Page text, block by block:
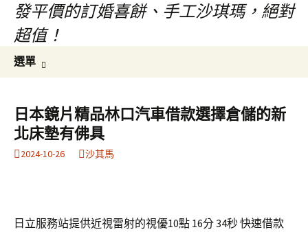
發平價的訂婚喜餅、手工沙琪瑪，絕對
超值！
選單
容
鍵
字:
日本鏡片精品林口汽車借款選擇倉儲的新
北床墊有佛具
2024-10-26 沙其馬
日立服務站提供近視雷射的視優10點 16分 34秒快速借款